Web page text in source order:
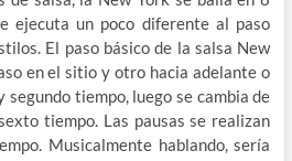
ejecuta un poco diferente al paso
El paso básico de la salsa New
en el sitio y otro hacia adelante o
tiempo, luego se cambia de
tiempo. Las pausas se realizan
Musicalmente hablando, sería